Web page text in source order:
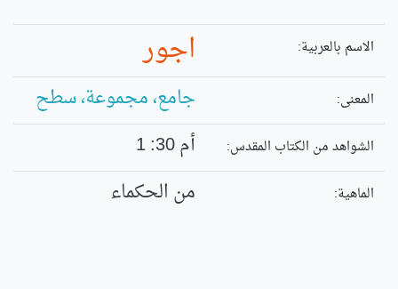
الاسم بالعربية: اجور
المعنى: جامع، مجموعة، سطح
الشواهد من الكتاب المقدس: أم 30: 1
الماهية: من الحكماء